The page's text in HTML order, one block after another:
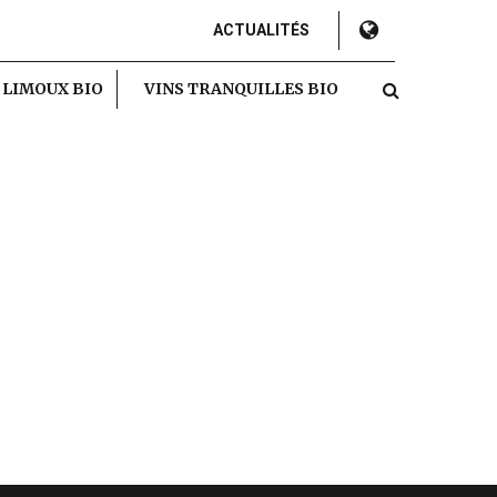
ACTUALITÉS
LIMOUX BIO VINS TRANQUILLES BIO